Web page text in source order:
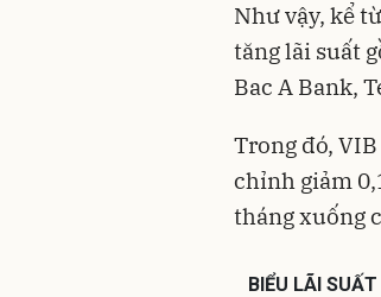
Như vậy, kể từ
tăng lãi suất
Bac A Bank,
Trong đó,
chỉnh giảm
tháng xuống
BIỂU LÃI SUẤT